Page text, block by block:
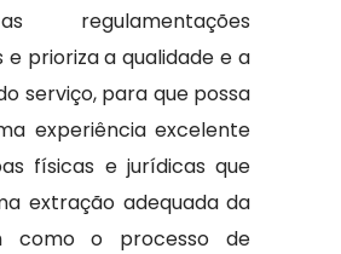
regulamentações
e prioriza a qualidade e a
serviço, para que possa
experiência excelente
físicas e jurídicas que
extração adequada da
como o processo de